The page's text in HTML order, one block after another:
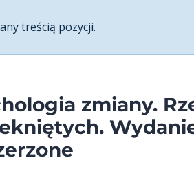
treścią pozycji.
zmiany.